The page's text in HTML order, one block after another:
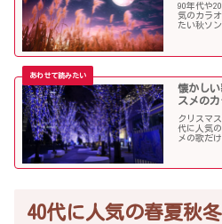
90年代や
気のカラ
たい秋ソ
懐かし
スメの
クリスマ
代に人気
メの歌だ
40代に人気の春夏秋